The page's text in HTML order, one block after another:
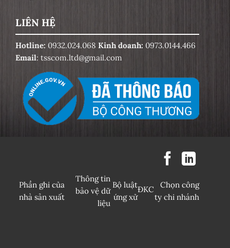
LIÊN HỆ
Hotline: 0932.024.068 Kinh doanh: 0973.0144.466
Email: tsscom.ltd@gmail.com
Phần ghi của
nhà sản xuất
Thông tin
bảo vệ dữ
liệu
Bộ luật
ứng xử
ĐKC
Chọn công
ty chi nhánh